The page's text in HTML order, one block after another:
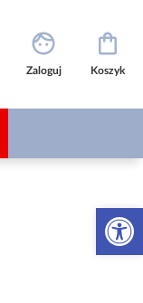
Otwórz
Zaloguj Koszyk